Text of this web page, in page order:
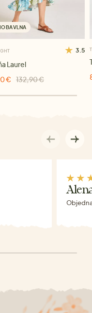
3.5
Laurel
€
132,90 €